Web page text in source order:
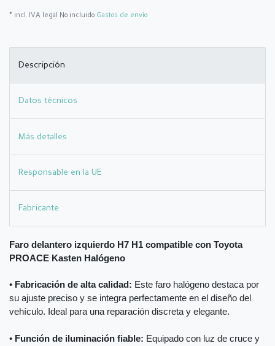
* incl. IVA legal No incluido Gastos de envío
Descripción
Datos técnicos
Más detalles
Responsable en la UE
Fabricante
Faro delantero izquierdo H7 H1 compatible con Toyota
PROACE Kasten Halógeno
• Fabricación de alta calidad: Este faro halógeno destaca por
su ajuste preciso y se integra perfectamente en el diseño del
vehículo. Ideal para una reparación discreta y elegante.
• Función de iluminación fiable: Equipado con luz de cruce y